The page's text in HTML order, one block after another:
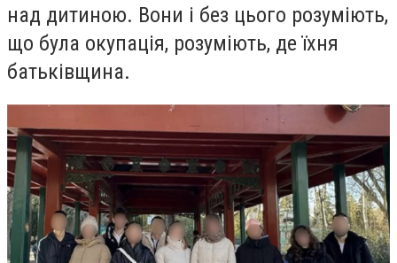
над дитиною. Вони і без цього розуміють,
що була окупація, розуміють, де їхня
батьківщина.